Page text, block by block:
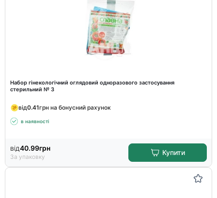
Набор гінекологічний оглядовий одноразового застосування
стерильний № 3
від0.41грн на бонусний рахунок
в наявності
від40.99грн
За упаковку
Купити